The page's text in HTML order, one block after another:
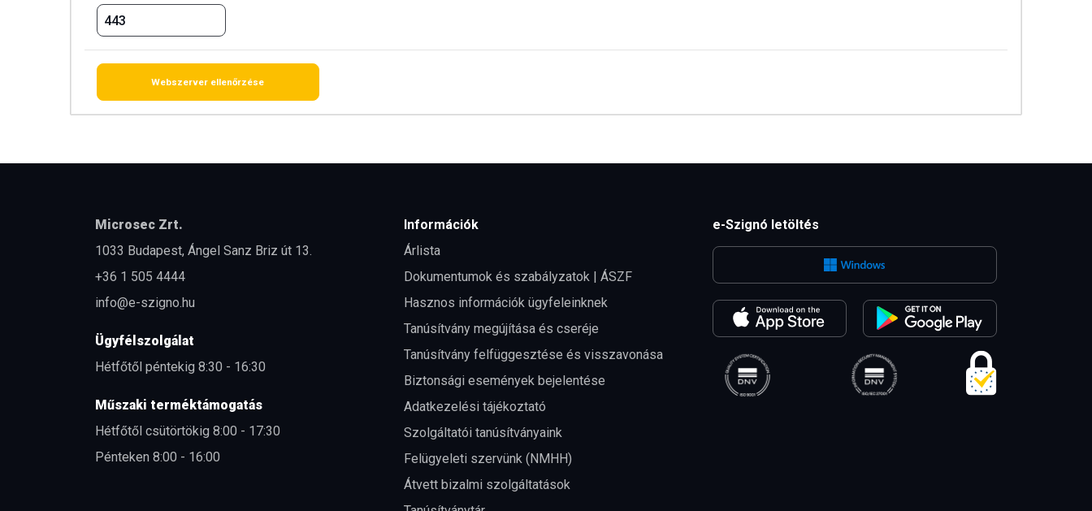
Microsec Zrt.
1033 Budapest, Ángel Sanz Briz út 13.
+36 1 505 4444
info@e-szigno.hu
Ügyfélszolgálat
Hétfőtől péntekig 8:30 - 16:30
Műszaki terméktámogatás
Hétfőtől csütörtökig 8:00 - 17:30
Pénteken 8:00 - 16:00
Információk
Árlista
Dokumentumok és szabályzatok | ÁSZF
Hasznos információk ügyfeleinknek
Tanúsítvány megújítása és cseréje
Tanúsítvány felfüggesztése és visszavonása
Biztonsági események bejelentése
Adatkezelési tájékoztató
Szolgáltatói tanúsítványaink
Felügyeleti szervünk (NMHH)
Átvett bizalmi szolgáltatások
e-Szignó letöltés